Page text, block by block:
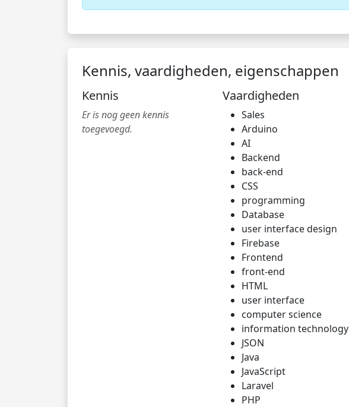
Kennis, vaardigheden, eigenschappen
Kennis
Er is nog geen kennis
toegevoegd.
Vaardigheden
Sales
Arduino
AI
Backend
back-end
CSS
programming
Database
user interface design
Firebase
Frontend
front-end
HTML
user interface
computer science
information technology
JSON
Java
JavaScript
Laravel
PHP